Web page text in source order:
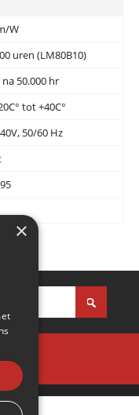
W
uren (LM80B10)
na 50.000 hr
tot +40C°
50/60 Hz
×